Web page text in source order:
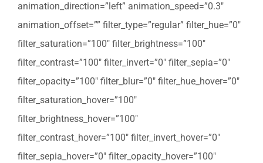
animation_direction=”left” animation_speed=”0.3″
animation_offset=”” filter_type=”regular” filter_hue=”0″
filter_saturation=”100″ filter_brightness=”100″
filter_contrast=”100″ filter_invert=”0″ filter_sepia=”0″
filter_opacity=”100″ filter_blur=”0″ filter_hue_hover=”0″
filter_saturation_hover=”100″
filter_brightness_hover=”100″
filter_contrast_hover=”100″ filter_invert_hover=”0″
filter_sepia_hover=”0″ filter_opacity_hover=”100″